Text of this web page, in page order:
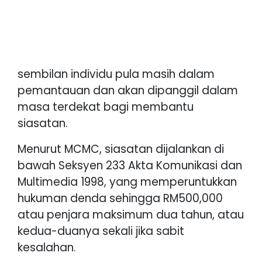
sembilan individu pula masih dalam
pemantauan dan akan dipanggil dalam
masa terdekat bagi membantu
siasatan.
Menurut MCMC, siasatan dijalankan di
bawah Seksyen 233 Akta Komunikasi dan
Multimedia 1998, yang memperuntukkan
hukuman denda sehingga RM500,000
atau penjara maksimum dua tahun, atau
kedua-duanya sekali jika sabit
kesalahan.